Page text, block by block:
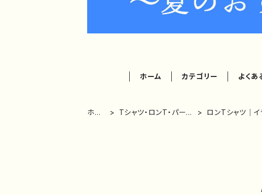
ホーム カテゴリー よくあ
ホー
Tシャツ・ロンT・パーカ
ロンTシャツ｜